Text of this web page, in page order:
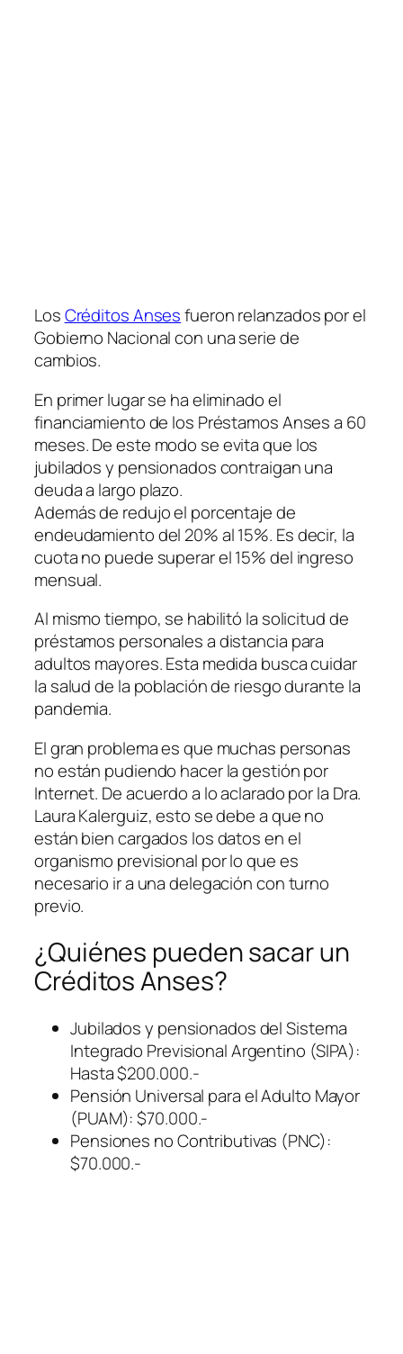
LosCréditos Ansesfueron relanzados por el
Gobierno Nacional con una serie de
cambios.
En primer lugar se ha eliminado el
financiamiento de los Préstamos Anses a 60
meses. De este modo se evita que los
jubilados y pensionados contraigan una
deuda a largo plazo.
Además de redujo el porcentaje de
endeudamiento del 20% al 15%. Es decir, la
cuota no puede superar el 15% del ingreso
mensual.
Al mismo tiempo, se habilitó la solicitud de
préstamos personales a distancia para
adultos mayores. Esta medida busca cuidar
la salud de la población de riesgo durante la
pandemia.
El gran problema es que muchas personas
no están pudiendo hacer la gestión por
Internet. De acuerdo a lo aclarado por la Dra.
Laura Kalerguiz, esto se debe a que no
están bien cargados los datos en el
organismo previsional por lo que es
necesario ir a una delegación con turno
previo.
¿Quiénes pueden sacar un
Créditos Anses?
Jubilados y pensionados del Sistema
Integrado Previsional Argentino (SIPA):
Hasta $200.000.-
Pensión Universal para el Adulto Mayor
(PUAM): $70.000.-
Pensiones no Contributivas (PNC):
$70.000.-